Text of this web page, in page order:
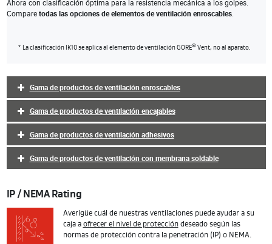
Ahora con clasificación óptima para la resistencia mecánica a los golpes.
Comparetodas las opciones de elementos de ventilación enroscables.
* La clasificación IK10 se aplica al elemento de ventilación GORE®Vent, no al aparato.
Gama de productos de ventilación enroscables
Gama de productos de ventilación encajables
Gama de productos de ventilación adhesivos
Gama de productos de ventilación con membrana soldable
IP / NEMA Rating
Averigüe cuál de nuestras ventilaciones puede ayudar a su
caja a ofrecer el nivel de proteccióndeseado según las
normas de protección contra la penetración (IP) o NEMA.